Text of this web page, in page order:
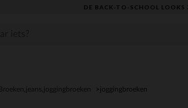
DE BACK-TO-SCHOOL LOOKS
Broeken,jeans,joggingbroeken joggingbroeken